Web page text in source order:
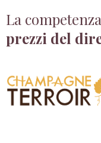
La
prezzi del